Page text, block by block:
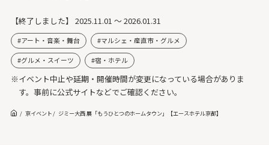
【終了しました】 2025.11.01 ～ 2026.01.31
アート・音楽・舞台 マルシェ・産直市・グルメ
グルメ・スイーツ 宿・ホテル
※イベント中止や延期・開催時間が変更になっている場合がありま
す。事前に公式サイトなどでご確認ください。
京イベント ジミー大西 展「もうひとつのホームタウン」【エースホテル京都】